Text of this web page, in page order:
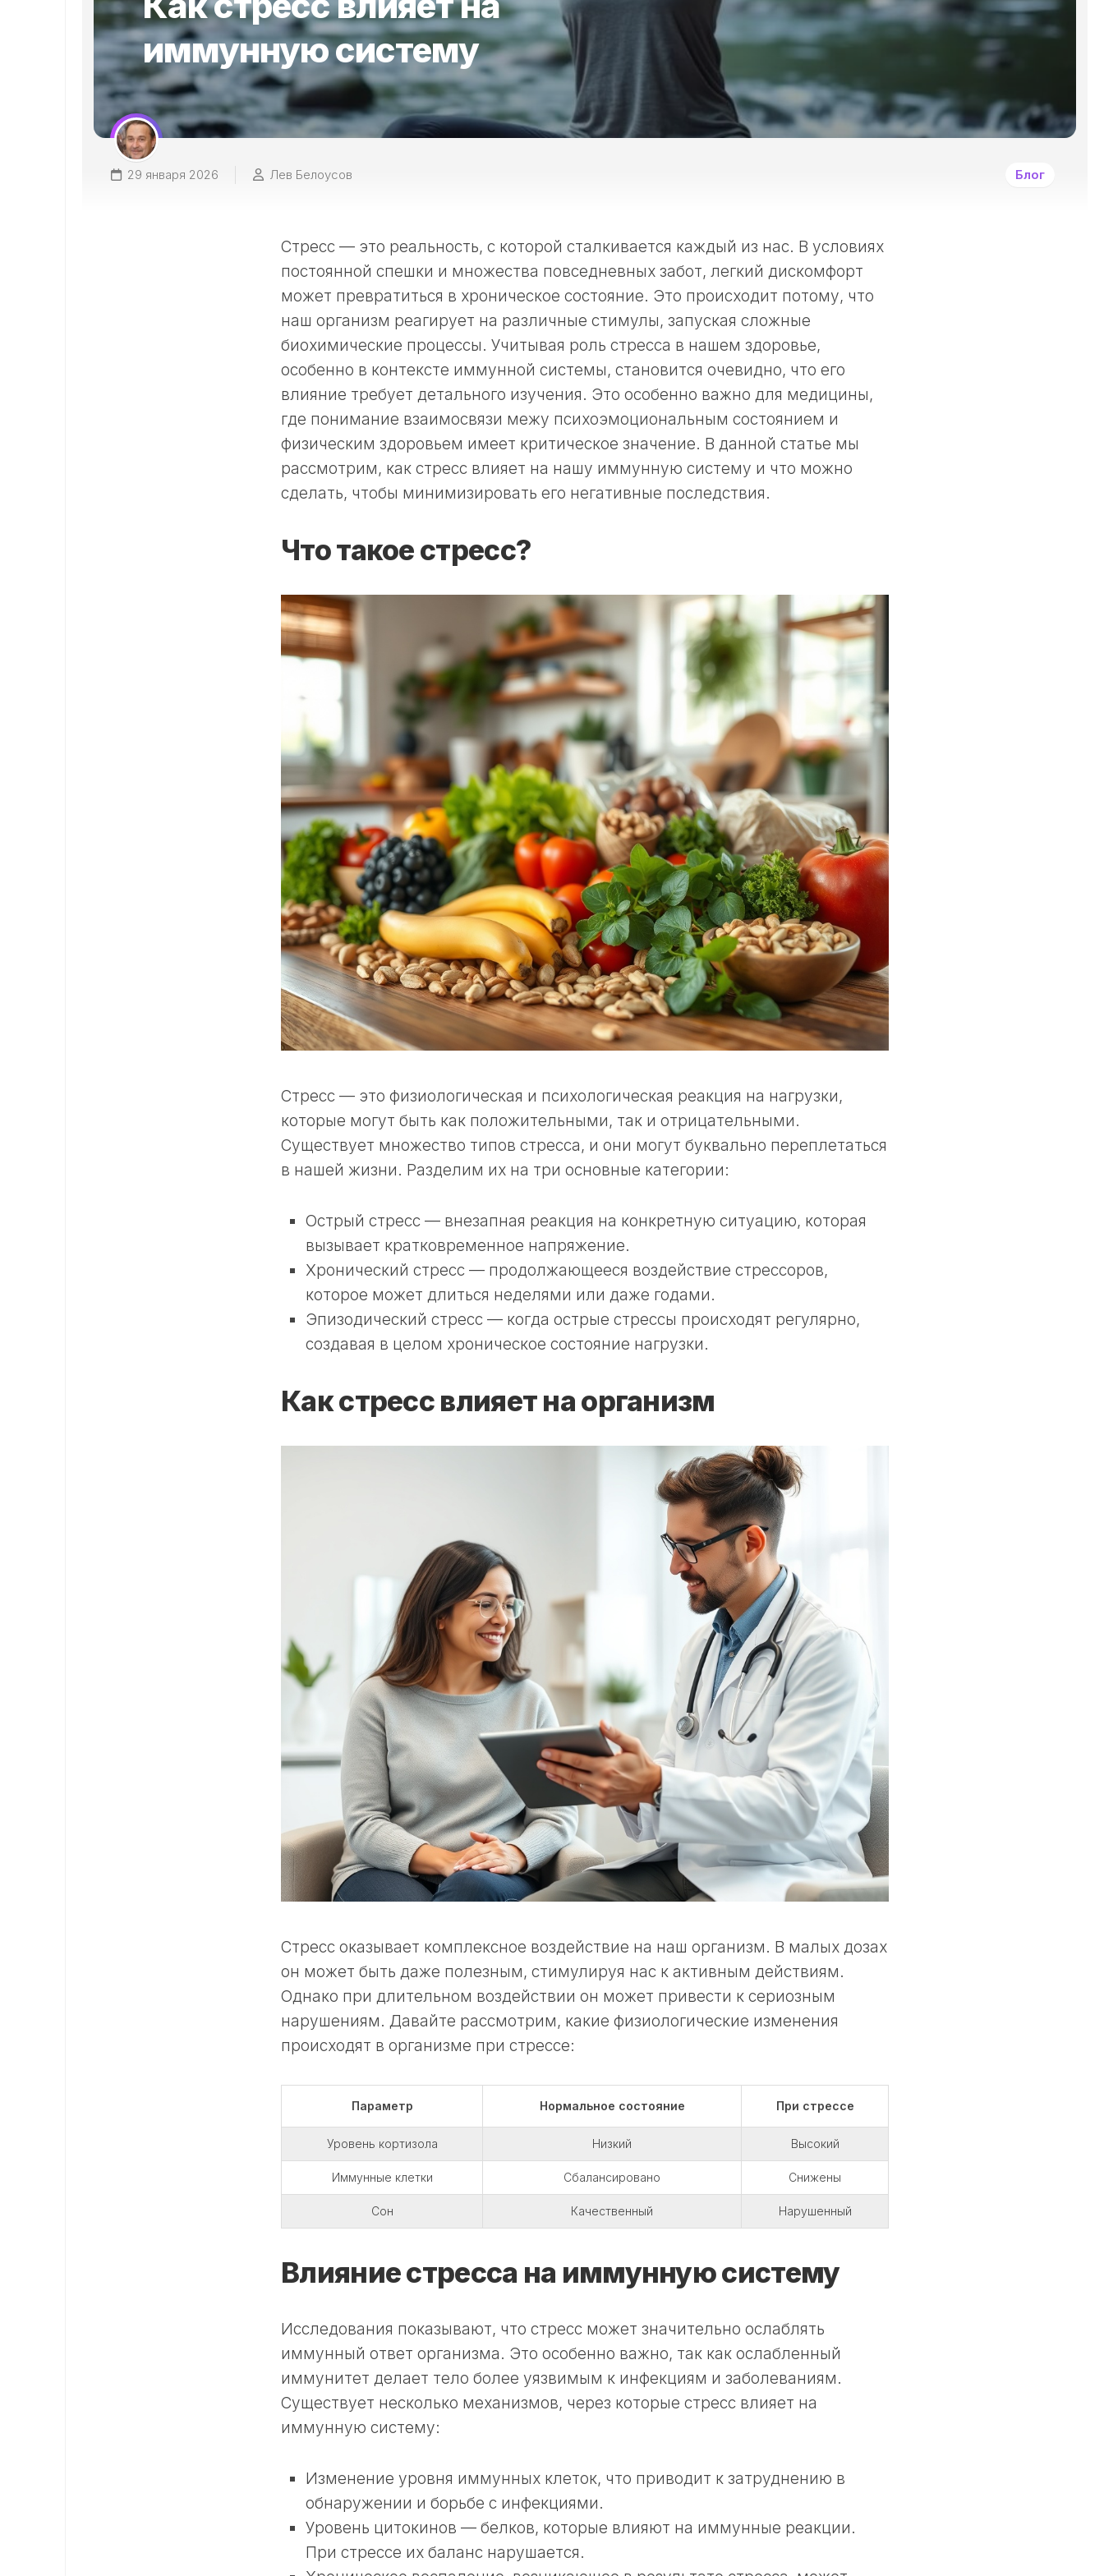
ДРУГИМИ
ОПУХОЛЯМИ?
ЗАБОЛЕВАНИЯ
РАКОМ
И
иммунную систему
29 января 2026 Лев Белоусов Блог
Стресс — это реальность, с которой сталкивается каждый из нас. В условиях
постоянной спешки и множества повседневных забот, легкий дискомфорт
может превратиться в хроническое состояние. Это происходит потому, что
наш организм реагирует на различные стимулы, запуская сложные
биохимические процессы. Учитывая роль стресса в нашем здоровье,
особенно в контексте иммунной системы, становится очевидно, что его
влияние требует детального изучения. Это особенно важно для медицины,
где понимание взаимосвязи межу психоэмоциональным состоянием и
физическим здоровьем имеет критическое значение. В данной статье мы
рассмотрим, как стресс влияет на нашу иммунную систему и что можно
сделать, чтобы минимизировать его негативные последствия.
Что такое стресс?
Стресс — это физиологическая и психологическая реакция на нагрузки,
которые могут быть как положительными, так и отрицательными.
Существует множество типов стресса, и они могут буквально переплетаться
в нашей жизни. Разделим их на три основные категории:
Острый стресс — внезапная реакция на конкретную ситуацию, которая
вызывает кратковременное напряжение.
Хронический стресс — продолжающееся воздействие стрессоров,
которое может длиться неделями или даже годами.
Эпизодический стресс — когда острые стрессы происходят регулярно,
создавая в целом хроническое состояние нагрузки.
Как стресс влияет на организм
Стресс оказывает комплексное воздействие на наш организм. В малых дозах
он может быть даже полезным, стимулируя нас к активным действиям.
Однако при длительном воздействии он может привести к сериозным
нарушениям. Давайте рассмотрим, какие физиологические изменения
происходят в организме при стрессе:
Параметр Нормальное состояние При стрессе
Уровень кортизола Низкий Высокий
Иммунные клетки Сбалансировано Снижены
Сон Качественный Нарушенный
Влияние стресса на иммунную систему
Исследования показывают, что стресс может значительно ослаблять
иммунный ответ организма. Это особенно важно, так как ослабленный
иммунитет делает тело более уязвимым к инфекциям и заболеваниям.
Существует несколько механизмов, через которые стресс влияет на
иммунную систему:
Изменение уровня иммунных клеток, что приводит к затруднению в
обнаружении и борьбе с инфекциями.
Уровень цитокинов — белков, которые влияют на иммунные реакции.
При стрессе их баланс нарушается.